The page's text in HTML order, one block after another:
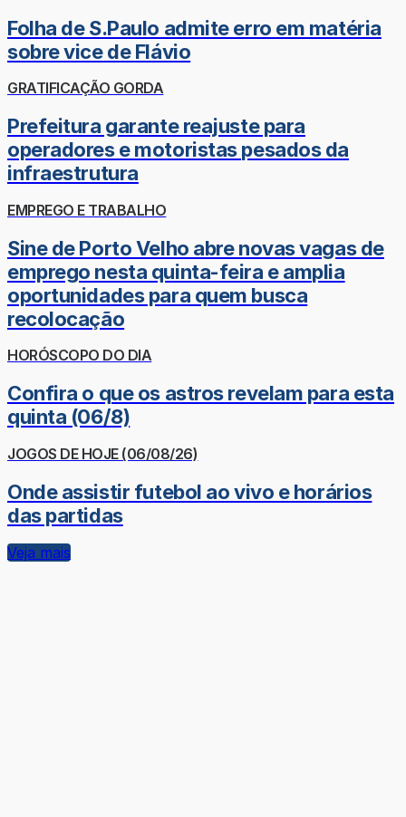
Folha de S.Paulo admite erro em matéria
sobre vice de Flávio
GRATIFICAÇÃO GORDA
Prefeitura garante reajuste para
operadores e motoristas pesados da
infraestrutura
EMPREGO E TRABALHO
Sine de Porto Velho abre novas vagas de
emprego nesta quinta-feira e amplia
oportunidades para quem busca
recolocação
HORÓSCOPO DO DIA
Confira o que os astros revelam para esta
quinta (06/8)
JOGOS DE HOJE (06/08/26)
Onde assistir futebol ao vivo e horários
das partidas
Veja mais